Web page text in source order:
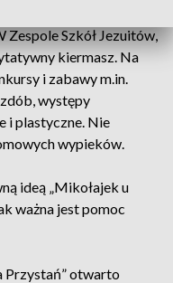
Zespole Szkół Jezuitów,
kiermasz. Na
i zabawy m.in.
występy
i plastyczne. Nie
wypieków.
ideą „Mikołajek u
ważna jest pomoc
Przystań” otwarto